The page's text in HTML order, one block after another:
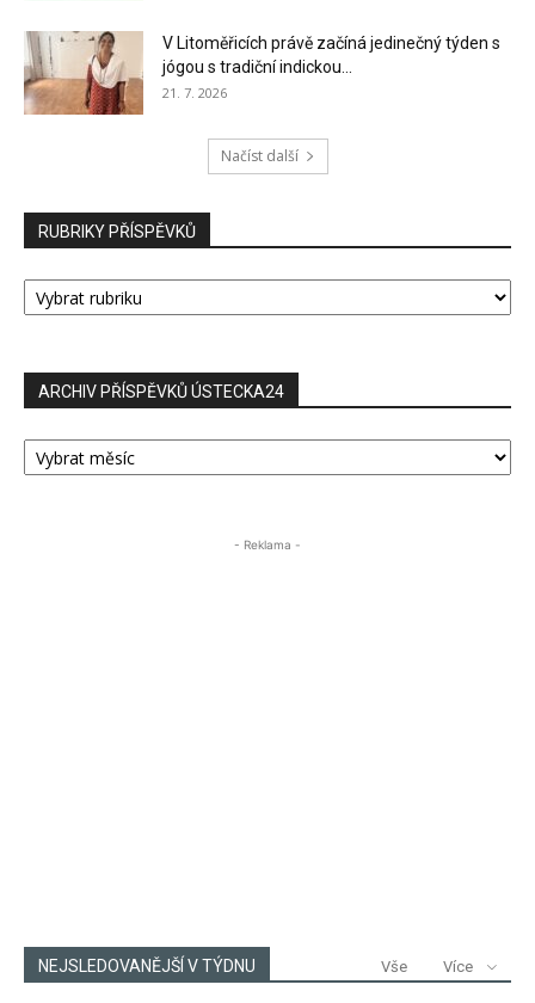
V Litoměřicích právě začíná jedinečný týden s
jógou s tradiční indickou...
21. 7. 2026
Načíst další
RUBRIKY PŘÍSPĚVKŮ
RUBRIKY
PŘÍSPĚVKŮ
ARCHIV PŘÍSPĚVKŮ ÚSTECKA24
ARCHIV
PŘÍSPĚVKŮ
- Reklama -
NEJSLEDOVANĚJŠÍ V TÝDNU Vše Více